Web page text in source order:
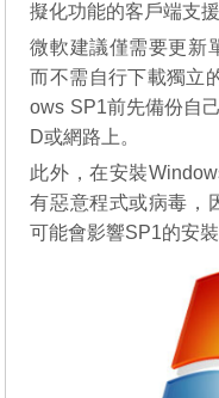
擬化功能的客戶端支援
微軟建議僅需要更新
而不需自行下載獨立
ows SP1前先備份自
D或網路上。
此外，在安裝
有惡意程式或病毒，
可能會影響SP1的安